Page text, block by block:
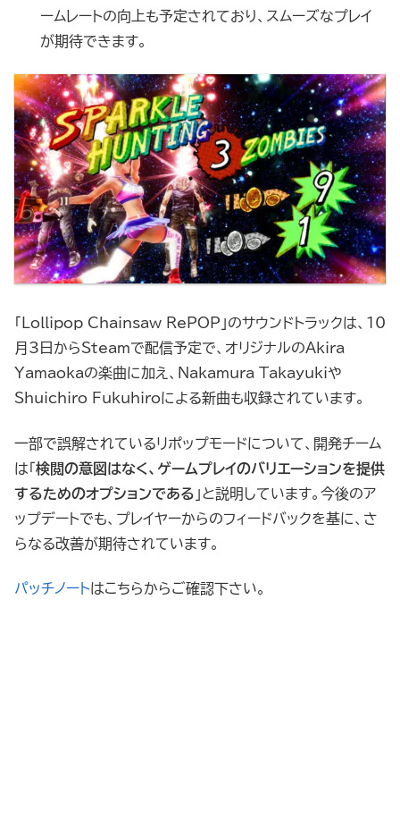
ームレートの向上も予定されており、スムーズなプレイ
が期待できます。
「Lollipop Chainsaw RePOP」のサウンドトラックは、10
月3日からSteamで配信予定で、オリジナルのAkira
Yamaokaの楽曲に加え、Nakamura Takayukiや
Shuichiro Fukuhiroによる新曲も収録されています。
一部で誤解されているリポップモードについて、開発チーム
は「 検閲の意図はなく、ゲームプレイのバリエーションを提供
するためのオプションである 」と説明しています。今後のア
ップデートでも、プレイヤーからのフィードバックを基に、さ
らなる改善が期待されています。
パッチノートはこちらからご確認下さい。